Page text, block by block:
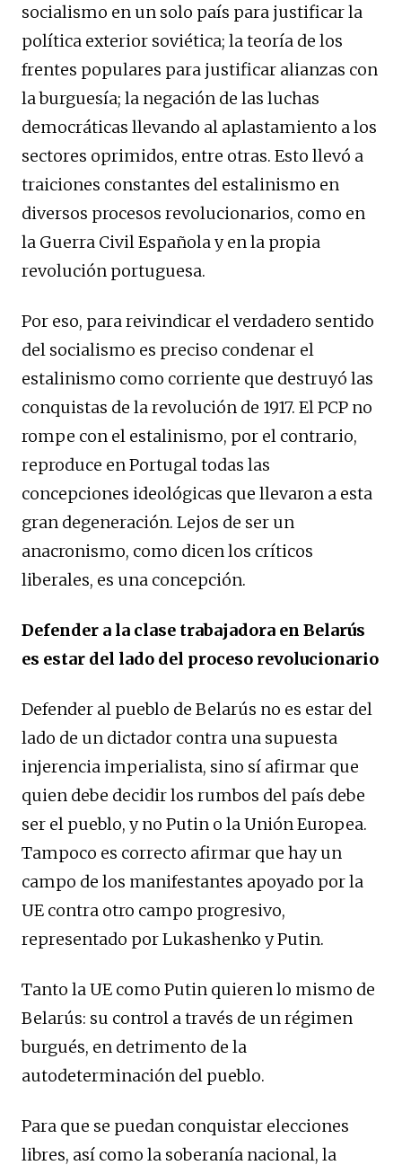
socialismo en un solo país para justificar la
política exterior soviética; la teoría de los
frentes populares para justificar alianzas con
la burguesía; la negación de las luchas
democráticas llevando al aplastamiento a los
sectores oprimidos, entre otras. Esto llevó a
traiciones constantes del estalinismo en
diversos procesos revolucionarios, como en
la Guerra Civil Española y en la propia
revolución portuguesa.
Por eso, para reivindicar el verdadero sentido
del socialismo es preciso condenar el
estalinismo como corriente que destruyó las
conquistas de la revolución de 1917. El PCP no
rompe con el estalinismo, por el contrario,
reproduce en Portugal todas las
concepciones ideológicas que llevaron a esta
gran degeneración. Lejos de ser un
anacronismo, como dicen los críticos
liberales, es una concepción.
Defender a la clase trabajadora en Belarús
es estar del lado del proceso revolucionario
Defender al pueblo de Belarús no es estar del
lado de un dictador contra una supuesta
injerencia imperialista, sino sí afirmar que
quien debe decidir los rumbos del país debe
ser el pueblo, y no Putin o la Unión Europea.
Tampoco es correcto afirmar que hay un
campo de los manifestantes apoyado por la
UE contra otro campo progresivo,
representado por Lukashenko y Putin.
Tanto la UE como Putin quieren lo mismo de
Belarús: su control a través de un régimen
burgués, en detrimento de la
autodeterminación del pueblo.
Para que se puedan conquistar elecciones
libres, así como la soberanía nacional, la